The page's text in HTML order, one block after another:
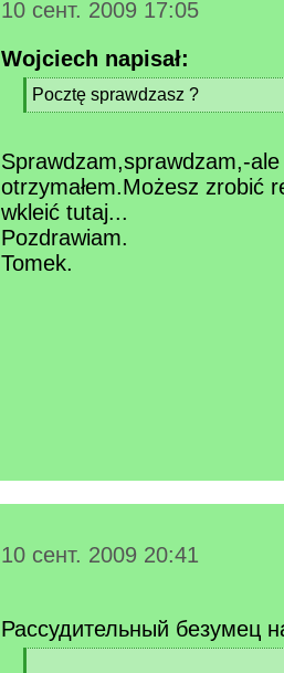
10 сент. 2009 17:05
Wojciech napisał:
[
q
Pocztę sprawdzasz ?
[
q
Sprawdzam,sprawdzam,-
otrzymałem.Możesz zrobić
wkleić tutaj...
Pozdrawiam.
Tomek.
10 сент. 2009 20:41
Рассудительный безумец